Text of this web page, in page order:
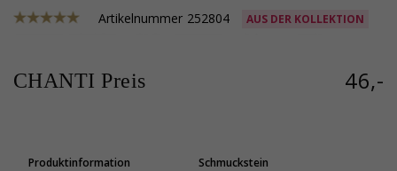
Artikelnummer 252804 AUS DER KOLLEKTION
CHANTI Preis 46,-
Produktinformation
Schmuckstein